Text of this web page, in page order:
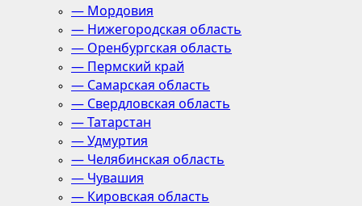
— Мордовия
— Нижегородская область
— Оренбургская область
— Пермский край
— Самарская область
— Свердловская область
— Татарстан
— Удмуртия
— Челябинская область
— Чувашия
— Кировская область